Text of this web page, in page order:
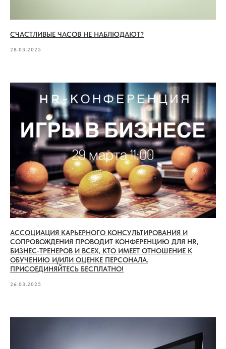
СЧАСТЛИВЫЕ ЧАСОВ НЕ НАБЛЮДАЮТ?
28.03.2025
АССОЦИАЦИЯ КАРЬЕРНОГО КОНСУЛЬТИРОВАНИЯ И
СОПРОВОЖДЕНИЯ ПРОВОДИТ КОНФЕРЕНЦИЮ ДЛЯ HR,
БИЗНЕС-ТРЕНЕРОВ И ВСЕХ, КТО ИМЕЕТ ОТНОШЕНИЕ К
ОБУЧЕНИЮ И/ИЛИ ОЦЕНКЕ ПЕРСОНАЛА.
ПРИСОЕДИНЯЙТЕСЬ БЕСПЛАТНО!
26.03.2025